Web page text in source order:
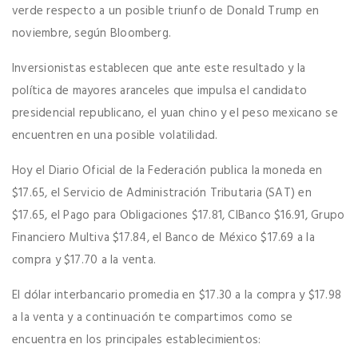
verde respecto a un posible triunfo de Donald Trump en
noviembre, según Bloomberg.
Inversionistas establecen que ante este resultado y la
política de mayores aranceles que impulsa el candidato
presidencial republicano, el yuan chino y el peso mexicano se
encuentren en una posible volatilidad.
Hoy el Diario Oficial de la Federación publica la moneda en
$17.65, el Servicio de Administración Tributaria (SAT) en
$17.65, el Pago para Obligaciones $17.81, CIBanco $16.91, Grupo
Financiero Multiva $17.84, el Banco de México $17.69 a la
compra y $17.70 a la venta.
El dólar interbancario promedia en $17.30 a la compra y $17.98
a la venta y a continuación te compartimos como se
encuentra en los principales establecimientos: